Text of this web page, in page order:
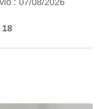
: 07/08/2026
18